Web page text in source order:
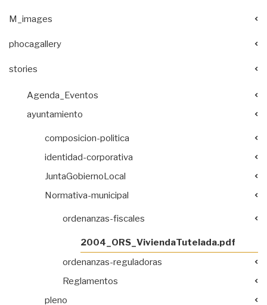
M_images
phocagallery
stories
Agenda_Eventos
ayuntamiento
composicion-politica
identidad-corporativa
JuntaGobiernoLocal
Normativa-municipal
ordenanzas-fiscales
2004_ORS_ViviendaTutelada.pdf
ordenanzas-reguladoras
Reglamentos
pleno